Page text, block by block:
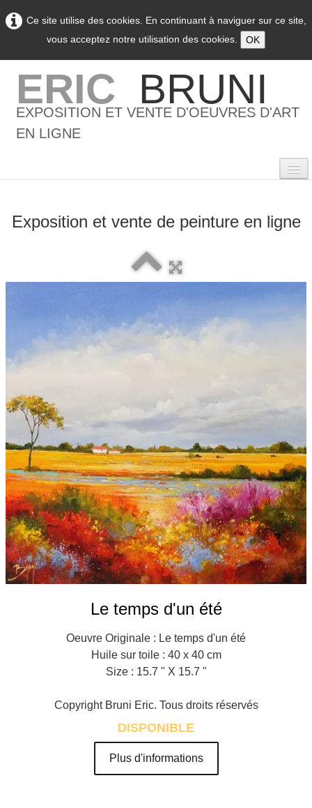
Ce site utilise des cookies. En continuant à naviguer sur ce site,
vous acceptez notre utilisation des cookies.
OK
ERIC BRUNI
EXPOSITION ET VENTE D'OEUVRES D'ART
EN LIGNE
0
L'artiste
Vente
Contact
Newsletter
BLOG
Français
Exposition et vente de peinture en ligne
Le temps d'un été
Oeuvre Originale : Le temps d'un été
Huile sur toile : 40 x 40 cm
Size : 15.7 " X 15.7 "
Copyright Bruni Eric. Tous droits réservés
DISPONIBLE
Plus d'informations